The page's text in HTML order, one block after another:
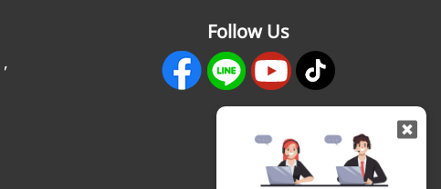
,
Follow Us